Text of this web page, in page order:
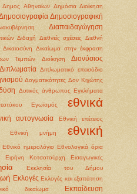
Δημος Αθηναίων Δημόσια Διοίκηση
Δημοσιογραφική
Διαπαιδαγώγηση
Διδαχή Διεθνείς σχέσεις Διεθνή
Δικαιοσύνη
Δικαίωμα στην έκφραση
Τεμπών
Διοίκηση
Διονύσιος
Διπλωματία Διπλωματικό επεισόδιο
Δογματικότητες Δον Κιχώτης
Δυτικός άνθρωπος Εγκλήματα
Εγωϊσμός
εθνικά
αυτογνωσία Εθνική επέτειος
Εθνική μνήμη
εθνική
Εθνικό ημερολόγιο Εθνολογικά όρια
Ειρήνη Κοτσοτούρχη
Εισαγωγικές
Εκκλησία του Δήμου
Εκλογές Εκλογές και εξαπάτηση
δικαίωμα Εκπαίδευση